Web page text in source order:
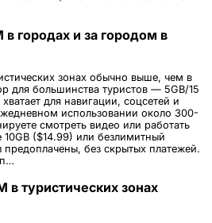
в городах и за городом в
зонах обычно выше, чем в
для большинства туристов — 5GB/15
для навигации, соцсетей и
использовании около 300-
смотреть видео или работать
10GB ($14.99) или безлимитный
без скрытых платежей.
в туристических зонах